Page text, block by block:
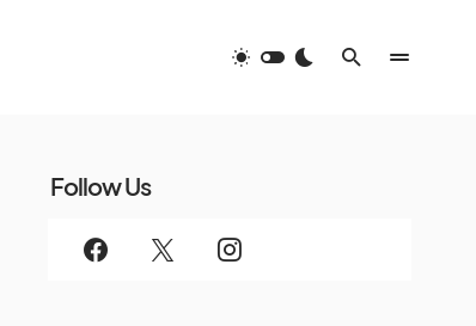
Follow Us